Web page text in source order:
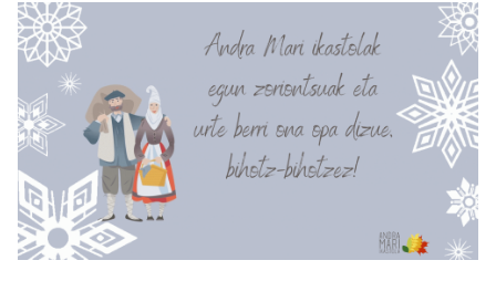
Irudia